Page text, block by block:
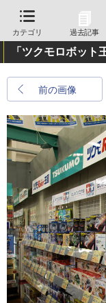
カテゴリ 過去記事
「ツクモロボット
前の画像